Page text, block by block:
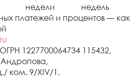
недели
недель
платежей и процентов — как
1227700064734 115432,
Андропова,
ком. 9/XIV/1.